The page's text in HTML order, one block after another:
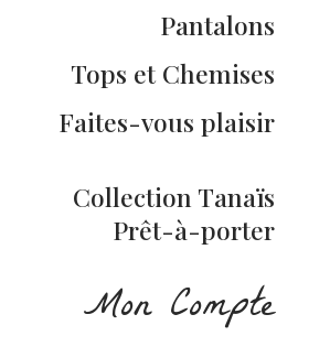
Pantalons
Tops et Chemises
Faites-vous plaisir
Collection Tanaïs
Prêt-à-porter
Mon Compte